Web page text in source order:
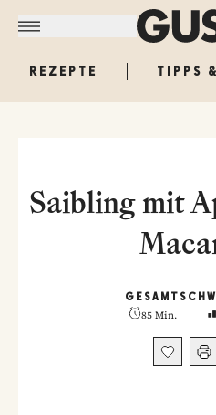
REZEPTE TIPPS
Saibling mit
GESAMT
85 Min.